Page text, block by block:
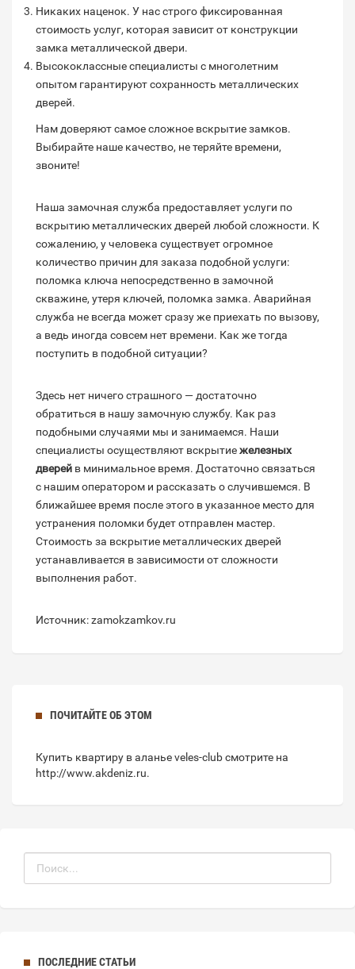
Никаких наценок. У нас строго фиксированная
стоимость услуг, которая зависит от конструкции
замка металлической двери.
Высококлассные специалисты с многолетним
опытом гарантируют сохранность металлических
дверей.
Нам доверяют самое сложное вскрытие замков.
Выбирайте наше качество, не теряйте времени,
звоните!
Наша замочная служба предоставляет услуги по
вскрытию металлических дверей любой сложности. К
сожалению, у человека существует огромное
количество причин для заказа подобной услуги:
поломка ключа непосредственно в замочной
скважине, утеря ключей, поломка замка. Аварийная
служба не всегда может сразу же приехать по вызову,
а ведь иногда совсем нет времени. Как же тогда
поступить в подобной ситуации?
Здесь нет ничего страшного — достаточно
обратиться в нашу замочную службу. Как раз
подобными случаями мы и занимаемся. Наши
специалисты осуществляют вскрытиежелезных
дверей в минимальное время. Достаточно связаться
с нашим оператором и рассказать о случившемся. В
ближайшее время после этого в указанное место для
устранения поломки будет отправлен мастер.
Стоимость за вскрытие металлических дверей
устанавливается в зависимости от сложности
выполнения работ.
Источник: zamokzamkov.ru
ПОЧИТАЙТЕ ОБ ЭТОМ
Купить квартиру в аланье veles-club смотрите на
http://www.akdeniz.ru.
ПОСЛЕДНИЕ СТАТЬИ